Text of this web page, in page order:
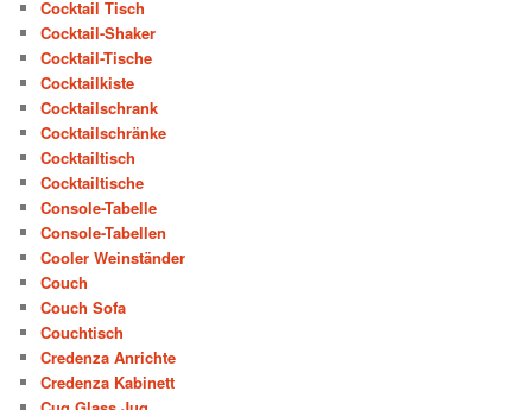
Cocktail Tisch
Cocktail-Shaker
Cocktail-Tische
Cocktailkiste
Cocktailschrank
Cocktailschränke
Cocktailtisch
Cocktailtische
Console-Tabelle
Console-Tabellen
Cooler Weinständer
Couch
Couch Sofa
Couchtisch
Credenza Anrichte
Credenza Kabinett